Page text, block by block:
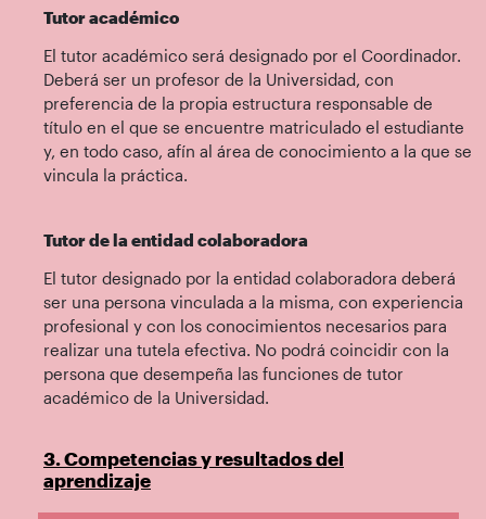
Tutor académico
El tutor académico será designado por el Coordinador.
Deberá ser un profesor de la Universidad, con
preferencia de la propia estructura responsable de
título en el que se encuentre matriculado el estudiante
y, en todo caso, afín al área de conocimiento a la que se
vincula la práctica.
Tutor de la entidad colaboradora
El tutor designado por la entidad colaboradora deberá
ser una persona vinculada a la misma, con experiencia
profesional y con los conocimientos necesarios para
realizar una tutela efectiva. No podrá coincidir con la
persona que desempeña las funciones de tutor
académico de la Universidad.
3. Competencias y resultados del
aprendizaje